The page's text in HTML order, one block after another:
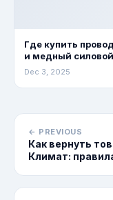
Где купить
и медный
Dec 3, 2025
← PREVIOUS
Как вернуть
Климат: